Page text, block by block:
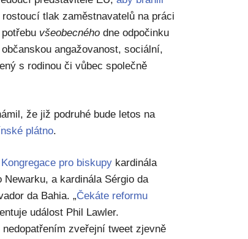
tlak zaměstnavatelů na práci
všeobecného dne odpočinku
angažovanost, sociální,
s rodinou či vůbec společně
že již podruhé bude letos na
plátno.
pro biskupy kardinála
a kardinála Sérgio da
da Bahia. „Čekáte reformu
událost Phil Lawler.
zveřejní tweet zjevně